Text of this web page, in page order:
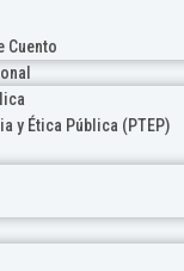
Cuento
y Ética Pública (PTEP)